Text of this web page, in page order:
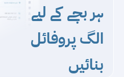
ہر بچے کے لیے
الگ پروفائل
بنائیں